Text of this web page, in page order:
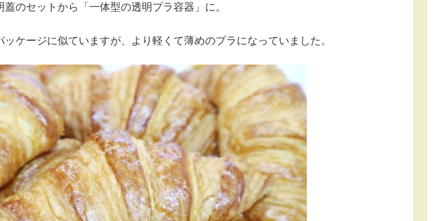
のセットから「一体型の透明プラ容器」に。
ケージに似ていますが、より軽くて薄めのプラになっていました。